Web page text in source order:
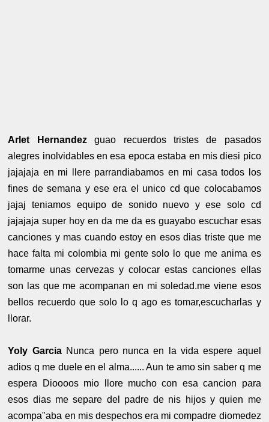
Arlet Hernandez
guao recuerdos tristes de pasados
alegres inolvidables en esa epoca estaba en mis diesi pico
jajajaja en mi llere parrandiabamos en mi casa todos los
fines de semana y ese era el unico cd que colocabamos
jajaj teniamos equipo de sonido nuevo y ese solo cd
jajajaja super hoy en da me da es guayabo escuchar esas
canciones y mas cuando estoy en esos dias triste que me
hace falta mi colombia mi gente solo lo que me anima es
tomarme unas cervezas y colocar estas canciones ellas
son las que me acompanan en mi soledad.me viene esos
bellos recuerdo que solo lo q ago es tomar,escucharlas y
llorar.
Yoly Garcia Nunca pero nunca en la vida espere aquel
adios q me duele en el alma...... Aun te amo sin saber q me
espera Dioooos mio llore mucho con esa cancion para
esos dias me separe del padre de nis hijos y quien me
acompa"aba en mis despechos era mi compadre diomedez